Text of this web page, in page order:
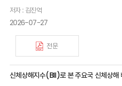
저자 : 김진억
2026-07-27
전문
신체상해지수(BII)로 본 주요국 신체상해